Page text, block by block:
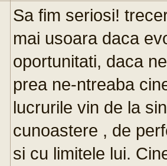
Sa fim seriosi!
mai usoara daca
oportunitati, daca
prea ne-ntreaba
lucrurile vin de la
cunoastere , de
si cu limitele lui.